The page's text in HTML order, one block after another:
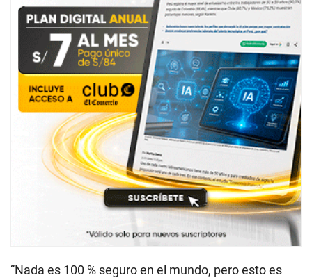
“Nada es 100 % seguro en el mundo, pero esto es